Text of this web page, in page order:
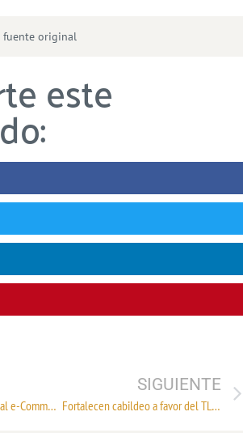
fuente original
este
Alibaba busca enlazar al e-Commerce de México con China
SIGUIENTE
Fortalecen cabildeo a favor del TLCAN